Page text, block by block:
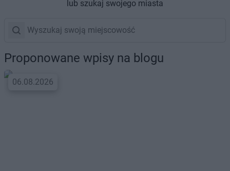
lub szukaj swojego miasta
Proponowane wpisy na blogu
06.08.2026